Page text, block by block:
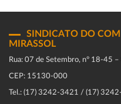
SINDICATO DO
MIRASSOL
Rua: 07 de Setembro, n° 18-45
CEP: 15130-000
Tel.: (17) 3242-3421 / (17)